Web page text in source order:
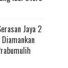
Jaya 2